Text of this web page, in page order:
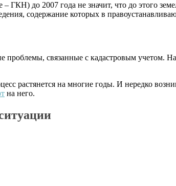
– ГКН) до 2007 года не значит, что до этого
содержание которых в
проблемы, связанные с кадастровым
растянется на многие годы. И нередко
на него.